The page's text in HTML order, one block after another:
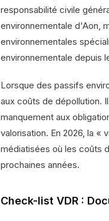
responsabilité civile
environnementale d'Aon,
environnementales
environnementale depuis
Lorsque des passifs
aux coûts de dépollution.
manquement aux
valorisation. En 2026, la «
médiatisées où les coûts
prochaines années.
Check-list VDR :